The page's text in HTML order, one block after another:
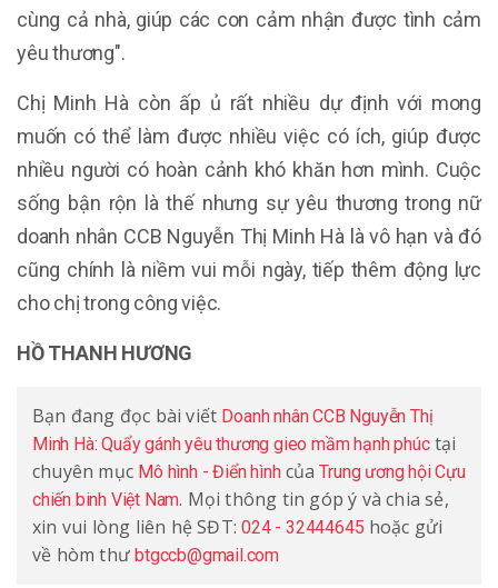
cùng cả nhà, giúp các con cảm nhận được tình cảm
yêu thương".
Chị Minh Hà còn ấp ủ rất nhiều dự định với mong
muốn có thể làm được nhiều việc có ích, giúp được
nhiều người có hoàn cảnh khó khăn hơn mình. Cuộc
sống bận rộn là thế nhưng sự yêu thương trong nữ
doanh nhân CCB Nguyễn Thị Minh Hà là vô hạn và đó
cũng chính là niềm vui mỗi ngày, tiếp thêm động lực
cho chị trong công việc.
HỒ THANH HƯƠNG
Bạn đang đọc bài viết Doanh nhân CCB Nguyễn Thị
Minh Hà: Quẩy gánh yêu thương gieo mầm hạnh phúctại
chuyên mục Mô hình - Điển hìnhcủaTrung ương hội Cựu
chiến binh Việt Nam. Mọi thông tin góp ý và chia sẻ,
xin vui lòng liên hệ SĐT:024 - 32444645 hoặc gửi
về hòm thưbtgccb@gmail.com